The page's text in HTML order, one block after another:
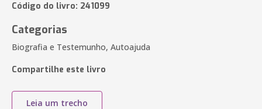
Código do livro: 241099
Categorias
Biografia e Testemunho, Autoajuda
Compartilhe este livro
Leia um trecho